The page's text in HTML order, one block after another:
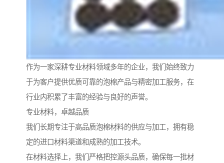
作为一家深耕专业材料领域多年的企业，我们始终致力
于为客户提供优质可靠的泡棉产品与精密加工服务，在
行业内积累了丰富的经验与良好的声誉。
专业材料，卓越品质
我们长期专注于高品质泡棉材料的供应与加工，拥有稳
定的进口材料渠道和成熟的加工技术。
在材料选择上，我们严格把控源头品质，确保每一批材